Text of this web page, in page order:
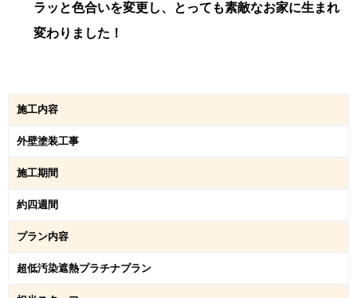
ラッと色合いを変更し、とっても素敵なお家に生まれ
変わりました！
施工内容
外壁塗装工事
施工期間
約四週間
プラン内容
超低汚染遮熱プラチナプラン